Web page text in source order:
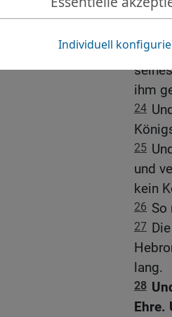
23 So
ihm
24
25
und
kein
26 So
27
lang.
28
Ehre.